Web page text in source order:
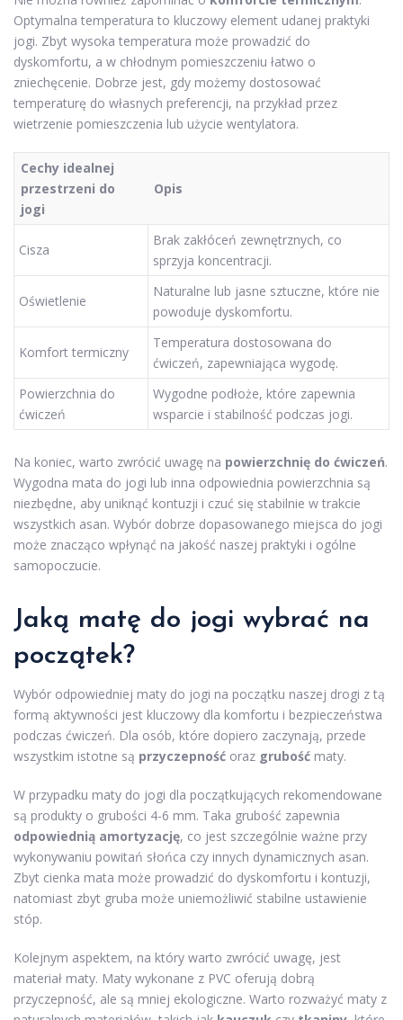
Optymalna temperatura to kluczowy element udanej praktyki
jogi. Zbyt wysoka temperatura może prowadzić do
dyskomfortu, a w chłodnym pomieszczeniu łatwo o
zniechęcenie. Dobrze jest, gdy możemy dostosować
temperaturę do własnych preferencji, na przykład przez
wietrzenie pomieszczenia lub użycie wentylatora.
Cechy idealnej
przestrzeni do
jogi
Opis
Cisza
Brak zakłóceń zewnętrznych, co
sprzyja koncentracji.
Oświetlenie
Naturalne lub jasne sztuczne, które nie
powoduje dyskomfortu.
Komfort termiczny
Temperatura dostosowana do
ćwiczeń, zapewniająca wygodę.
Powierzchnia do
ćwiczeń
Wygodne podłoże, które zapewnia
wsparcie i stabilność podczas jogi.
Na koniec, warto zwrócić uwagę na powierzchnię do ćwiczeń.
Wygodna mata do jogi lub inna odpowiednia powierzchnia są
niezbędne, aby uniknąć kontuzji i czuć się stabilnie w trakcie
wszystkich asan. Wybór dobrze dopasowanego miejsca do jogi
może znacząco wpłynąć na jakość naszej praktyki i ogólne
samopoczucie.
Jaką matę do jogi wybrać na
początek?
Wybór odpowiedniej maty do jogi na początku naszej drogi z tą
formą aktywności jest kluczowy dla komfortu i bezpieczeństwa
podczas ćwiczeń. Dla osób, które dopiero zaczynają, przede
wszystkim istotne są przyczepność oraz grubość maty.
W przypadku maty do jogi dla początkujących rekomendowane
są produkty o grubości 4-6 mm. Taka grubość zapewnia
odpowiednią amortyzację, co jest szczególnie ważne przy
wykonywaniu powitań słońca czy innych dynamicznych asan.
Zbyt cienka mata może prowadzić do dyskomfortu i kontuzji,
natomiast zbyt gruba może uniemożliwić stabilne ustawienie
stóp.
Kolejnym aspektem, na który warto zwrócić uwagę, jest
materiał maty. Maty wykonane z PVC oferują dobrą
przyczepność, ale są mniej ekologiczne. Warto rozważyć maty z